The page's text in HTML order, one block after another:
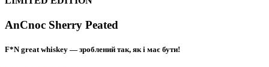
AnCnoc Sherry Peated
F*N great whiskey — зроблений так, як і має бути!